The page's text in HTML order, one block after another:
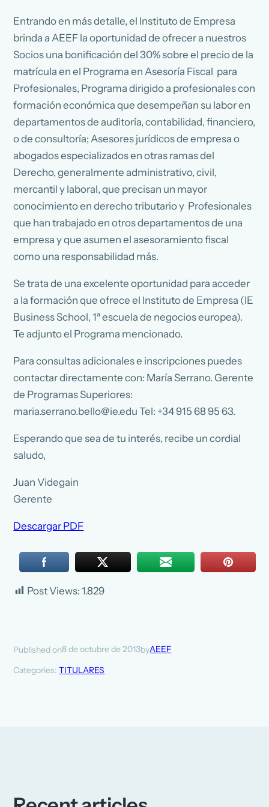
Entrando en más detalle, el Instituto de Empresa
brinda a AEEF la oportunidad de ofrecer a nuestros
Socios una bonificación del 30% sobre el precio de la
matrícula en el Programa en Asesoría Fiscal para
Profesionales, Programa dirigido a profesionales con
formación económica que desempeñan su labor en
departamentos de auditoría, contabilidad, financiero,
o de consultoría; Asesores jurídicos de empresa o
abogados especializados en otras ramas del
Derecho, generalmente administrativo, civil,
mercantil y laboral, que precisan un mayor
conocimiento en derecho tributario y Profesionales
que han trabajado en otros departamentos de una
empresa y que asumen el asesoramiento fiscal
como una responsabilidad más.
Se trata de una excelente oportunidad para acceder
a la formación que ofrece el Instituto de Empresa (IE
Business School, 1ª escuela de negocios europea).
Te adjunto el Programa mencionado.
Para consultas adicionales e inscripciones puedes
contactar directamente con: María Serrano. Gerente
de Programas Superiores:
maria.serrano.bello@ie.edu Tel: +34 915 68 95 63.
Esperando que sea de tu interés, recibe un cordial
saludo,
Juan Videgain
Gerente
Descargar PDF
Post Views: 1.829
Published on8 de octubre de 2013byAEEF
Categories:TITULARES